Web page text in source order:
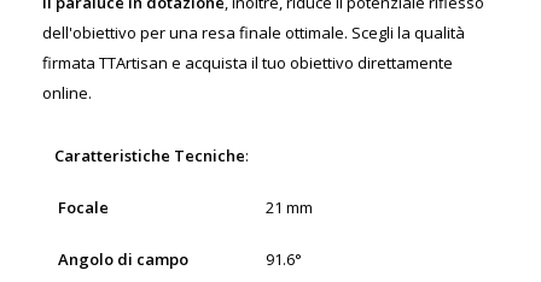
dell'obiettivo per una resa finale ottimale. Scegli la qualità
firmata TTArtisan e acquista il tuo obiettivo direttamente
online.
Caratteristiche Tecniche:
Focale 21 mm
Angolo di campo 91.6°